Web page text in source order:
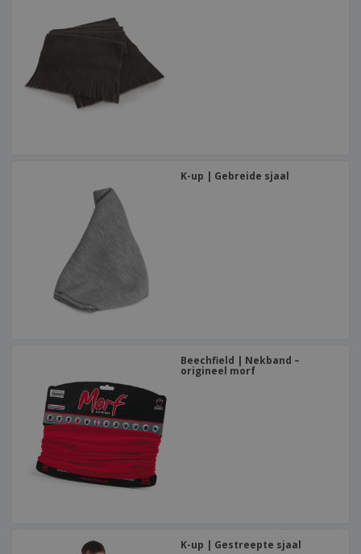
K-up | Gebreide sjaal
Beechfield | Nekband –
origineel morf
K-up | Gestreepte sjaal